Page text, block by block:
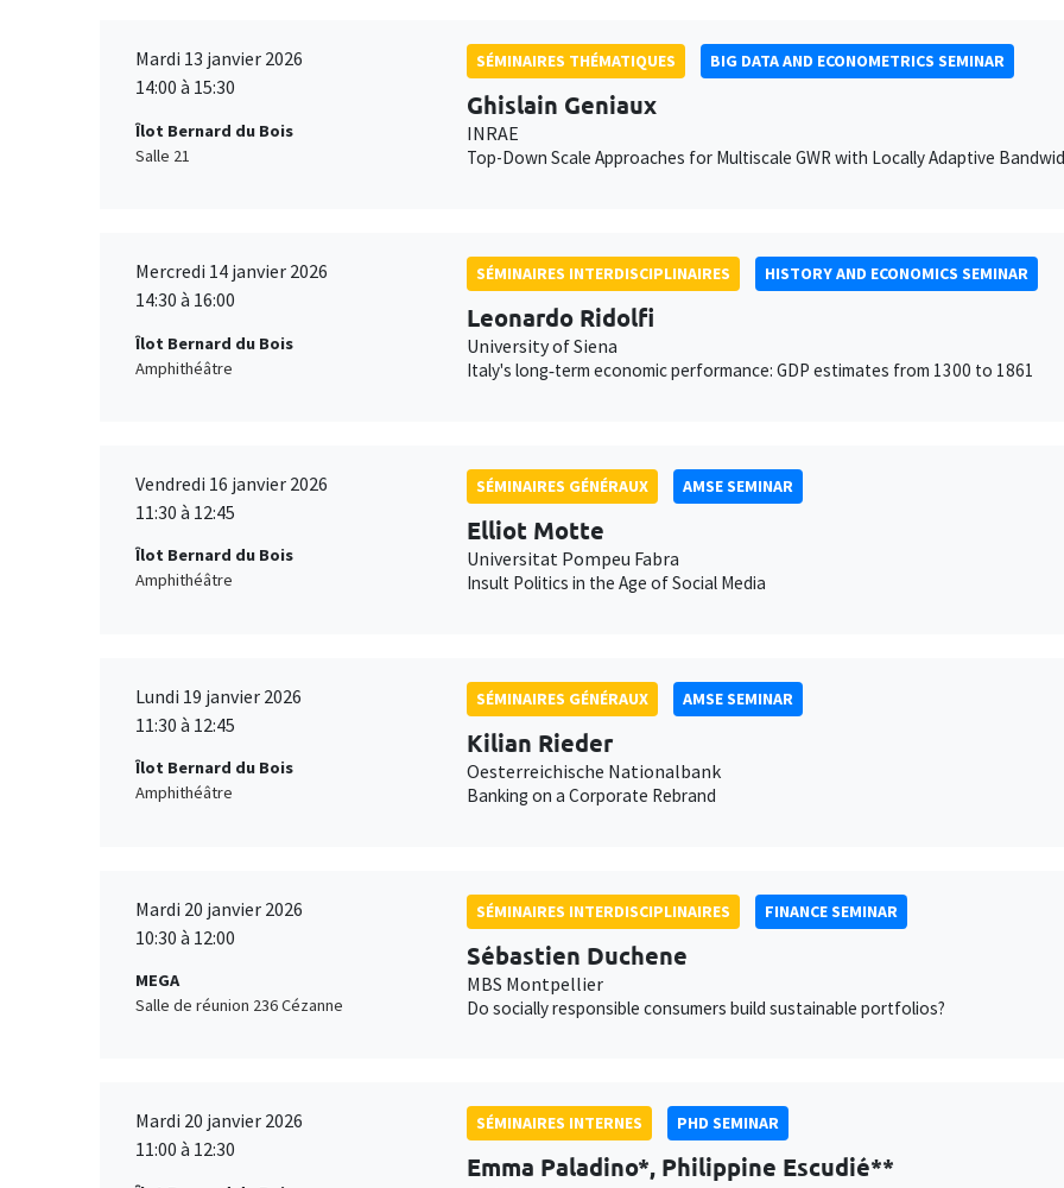
Mardi 13 janvier 2026
14:00 à 15:30
Îlot Bernard du Bois
Salle 21
SÉMINAIRES THÉMATIQUES BIG DATA AND ECONOMETRICS SEMINAR
Ghislain Geniaux
INRAE
Top-Down Scale Approaches for Multiscale GWR with Locally Adaptive
Mercredi 14 janvier 2026
14:30 à 16:00
Îlot Bernard du Bois
Amphithéâtre
SÉMINAIRES INTERDISCIPLINAIRES HISTORY AND ECONOMICS SEMINAR
Leonardo Ridolfi
University of Siena
Italy's long‐term economic performance: GDP estimates from 1300 to 1861
Vendredi 16 janvier 2026
11:30 à 12:45
Îlot Bernard du Bois
Amphithéâtre
SÉMINAIRES GÉNÉRAUX AMSE SEMINAR
Elliot Motte
Universitat Pompeu Fabra
Insult Politics in the Age of Social Media
Lundi 19 janvier 2026
11:30 à 12:45
Îlot Bernard du Bois
Amphithéâtre
SÉMINAIRES GÉNÉRAUX AMSE SEMINAR
Kilian Rieder
Oesterreichische Nationalbank
Banking on a Corporate Rebrand
Mardi 20 janvier 2026
10:30 à 12:00
MEGA
Salle de réunion 236 Cézanne
SÉMINAIRES INTERDISCIPLINAIRES FINANCE SEMINAR
Sébastien Duchene
MBS Montpellier
Do socially responsible consumers build sustainable portfolios?
Mardi 20 janvier 2026
11:00 à 12:30
SÉMINAIRES INTERNES PHD SEMINAR
Emma Paladino*, Philippine Escudié**